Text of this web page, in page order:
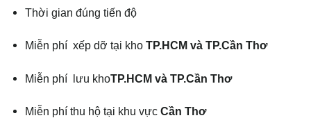
Thời gian đúng tiến độ
Miễn phí xếp dỡ tại khoTP.HCM và TP.Cần Thơ
Miễn phí lưu khoTP.HCM và TP.Cần Thơ
Miễn phí thu hộ tại khu vựcCần Thơ